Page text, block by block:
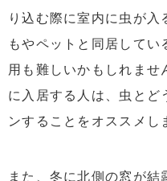
り込む際に室内に虫が
もやペットと同居してい
用も難しいかもしれま
に入居する人は、虫とど
ンすることをオススメし
また、冬に北側の窓が結